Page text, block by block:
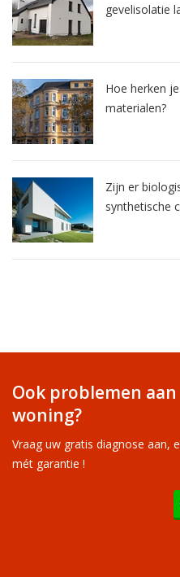
gevelisolatie
Hoe herken
materialen?
Zijn er
synthetische
Ook problemen
woning?
Vraag uw gratis diagnose aan,
mét garantie !